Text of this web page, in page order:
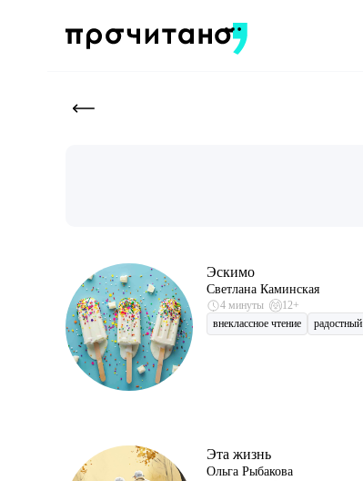
Эскимо
Светлана Каминская
4 минуты
12+
внеклассное чтение
радостный
Эта жизнь
Ольга Рыбакова